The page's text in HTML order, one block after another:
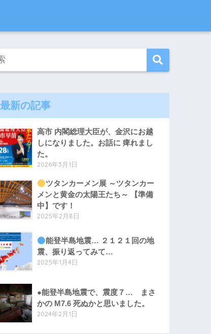
最新の記事
高市 内閣総理大臣が、金沢にお越
しになりました。お話に 痺れまし
た。
2026年3月1日
ツタンカーメン展 ～ツタンカー
メンと黄金の太陽王たち～ 【準備
中】です！
2025年2月8日
能登半島地震… ２１２１回の地
震、振り返ってみて…
2025年1月4日
●能登半島地震で、震度７… まさ
かの M7.6 死ぬかと思いました。
2024年2月1日